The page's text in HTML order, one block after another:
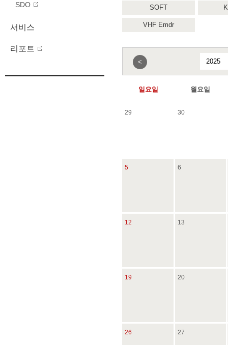
SDO
서비스
리포트
SOFT
VHF Emdr
<
일요일 월요일
29 30
5 6
12 13
19 20
26 27